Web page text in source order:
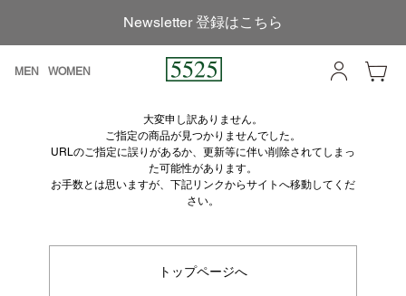
Newsletter 登録はこちら
MEN WOMEN
大変申し訳ありません。
ご指定の商品が見つかりませんでした。
URLのご指定に誤りがあるか、更新等に伴い削除されてしまっ
た可能性があります。
お手数とは思いますが、下記リンクからサイトへ移動してくだ
さい。
トップページへ